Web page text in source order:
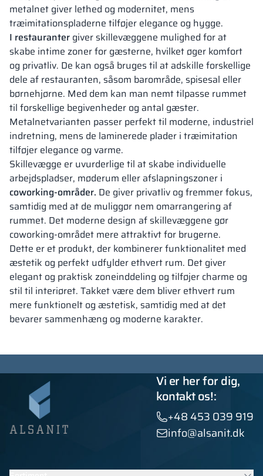
metalnet giver lethed og modernitet, mens
træimitationspladerne tilføjer elegance og hygge.
I restauranter giver skillevæggene mulighed for at
skabe intime zoner for gæsterne, hvilket øger komfort
og privatliv. De kan også bruges til at adskille forskellige
dele af restauranten, såsom barområde, spisesal eller
børnehjørne. Med dem kan man nemt tilpasse rummet
til forskellige begivenheder og antal gæster.
Metalnetvarianten passer perfekt til moderne, industriel
indretning, mens de laminerede plader i træimitation
tilføjer elegance og varme.
Skillevægge er uvurderlige til at skabe individuelle
arbejdspladser, møderum eller afslapningszoner i
coworking-områder. De giver privatliv og fremmer fokus,
samtidig med at de muliggør nem omarrangering af
rummet. Det moderne design af skillevæggene gør
coworking-området mere attraktivt for brugerne.
Dette er et produkt, der kombinerer funktionalitet med
æstetik og perfekt udfylder ethvert rum. Det giver
elegant og praktisk zoneinddeling og tilføjer charme og
stil til interiøret. Takket være dem bliver ethvert rum
mere funktionelt og æstetisk, samtidig med at det
bevarer sammenhæng og moderne karakter.
Vi er her for dig,
kontakt os!:
+48 453 039 919
info@alsanit.dk